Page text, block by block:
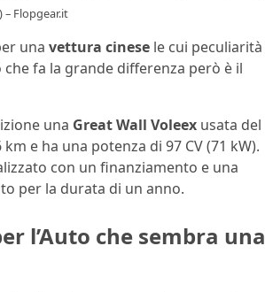
– Flopgear.it
una vettura cinese le cui peculiarità
che fa la grande differenza però è il
una Great Wall Voleex usata del
e ha una potenza di 97 CV (71 kW).
con un finanziamento e una
per la durata di un anno.
l’Auto che sembra una